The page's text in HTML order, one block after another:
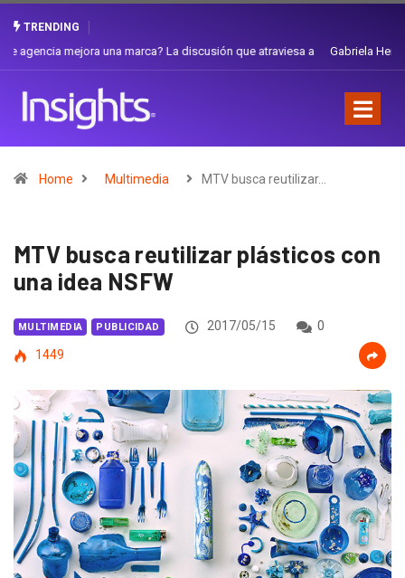
TRENDING
Gabriela Herrera y el arte de cambiarse el sombrero en Corporación
Home Multimedia MTV busca reutilizar…
MTV busca reutilizar plásticos con
una idea NSFW
MULTIMEDIA PUBLICIDAD 2017/05/15
0
1449